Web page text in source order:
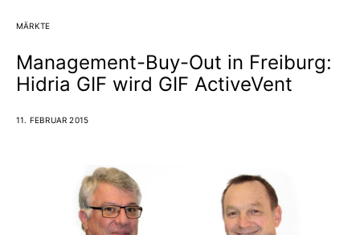
MÄRKTE
Management-Buy-Out in Freiburg:
Hidria GIF wird GIF ActiveVent
11. FEBRUAR 2015